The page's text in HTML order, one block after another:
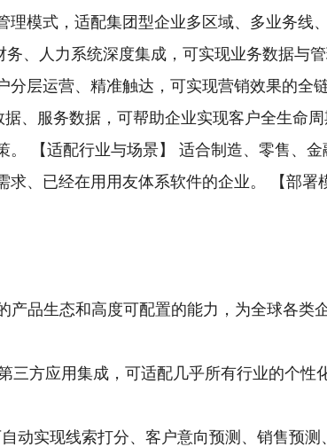
模式，适配集团型企业多区域、多业务线
、人力系统深度集成，可实现业务数据与管
层运营、精准触达，可实现营销效果的全
、服务数据，可帮助企业实现客户全生命
【适配行业与场景】 适合制造、零售、
、已经在用用友体系软件的企业。 【部署
产品生态和高度可配置的能力，为全球各类
三方应用集成，可适配几乎所有行业的个性
动实现线索打分、客户意向预测、销售预